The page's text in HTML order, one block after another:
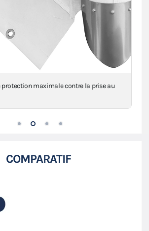
maximale contre la prise au
COMPARATIF